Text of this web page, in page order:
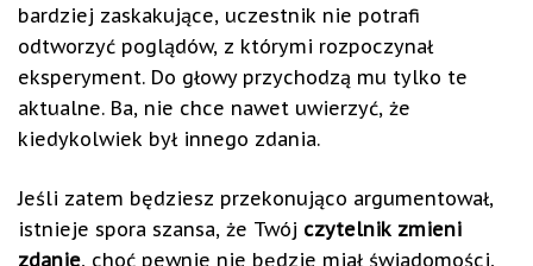
bardziej zaskakujące, uczestnik nie potrafi
odtworzyć poglądów, z którymi rozpoczynał
eksperyment. Do głowy przychodzą mu tylko te
aktualne. Ba, nie chce nawet uwierzyć, że
kiedykolwiek był innego zdania.
Jeśli zatem będziesz przekonująco argumentował,
istnieje spora szansa, że Twój czytelnik zmieni
zdanie, choć pewnie nie będzie miał świadomości,